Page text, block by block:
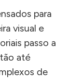
para
visual e
passo a
até
de